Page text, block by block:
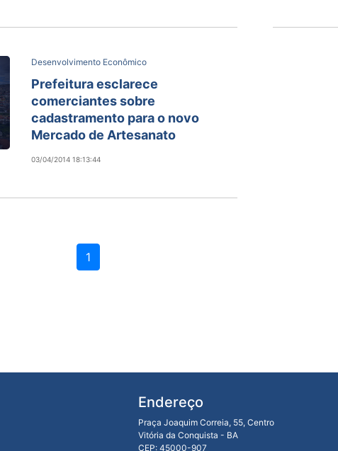
Desenvolvimento Econômico
Prefeitura esclarece
comerciantes sobre
cadastramento para o novo
Mercado de Artesanato
03/04/2014 18:13:44
1
Endereço
Praça Joaquim Correia, 55, Centro
Vitória da Conquista - BA
CEP: 45000-907